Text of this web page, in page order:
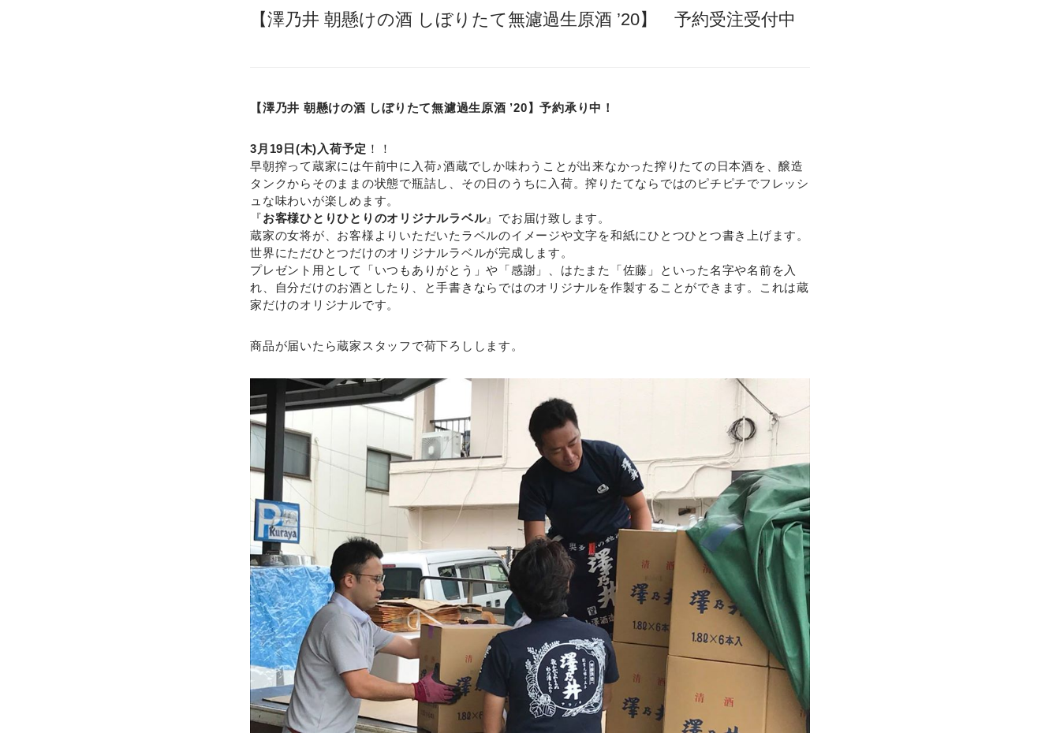
【澤乃井 朝懸けの酒 しぼりたて無濾過生原酒 ’20】 予約受注受付中
【澤乃井 朝懸けの酒 しぼりたて無濾過生原酒 ’20】予約承り中！
3月19日(木)入荷予定 ！！
早朝搾って蔵家には午前中に入荷♪酒蔵でしか味わうことが出来なかった搾りたての日本酒を、醸造
タンクからそのままの状態で瓶詰し、その日のうちに入荷。搾りたてならではのピチピチでフレッシ
ュな味わいが楽しめます。
『お客様ひとりひとりのオリジナルラベル』でお届け致します。
蔵家の女将が、お客様よりいただいたラベルのイメージや文字を和紙にひとつひとつ書き上げます。
世界にただひとつだけのオリジナルラベルが完成します。
プレゼント用として「いつもありがとう」や「感謝」、はたまた「佐藤」といった名字や名前を入
れ、自分だけのお酒としたり、と手書きならではのオリジナルを作製することができます。これは蔵
家だけのオリジナルです。
商品が届いたら蔵家スタッフで荷下ろしします。